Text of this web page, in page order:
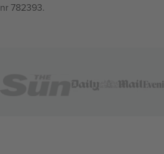
782393.